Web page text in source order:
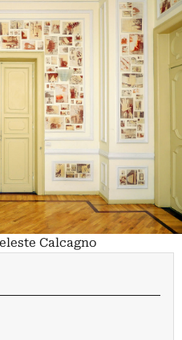
Calcagno